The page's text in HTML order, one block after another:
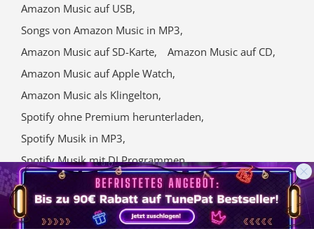
Amazon Music auf USB,
Songs von Amazon Music in MP3,
Amazon Music auf SD-Karte,
Amazon Music auf CD,
Amazon Music auf Apple Watch,
Amazon Music als Klingelton,
Spotify ohne Premium herunterladen,
Spotify Musik in MP3,
Spotify Musik mit DJ Programmen,
Top 5 Apple Music Converter,
Apple Music auf USB kopieren,
Apple Music im Auto abspielen,